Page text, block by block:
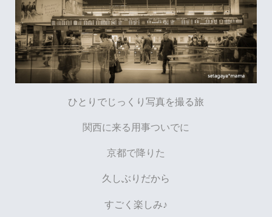
ひとりでじっくり写真を撮る旅
関西に来る用事ついでに
京都で降りた
久しぶりだから
すごく楽しみ♪